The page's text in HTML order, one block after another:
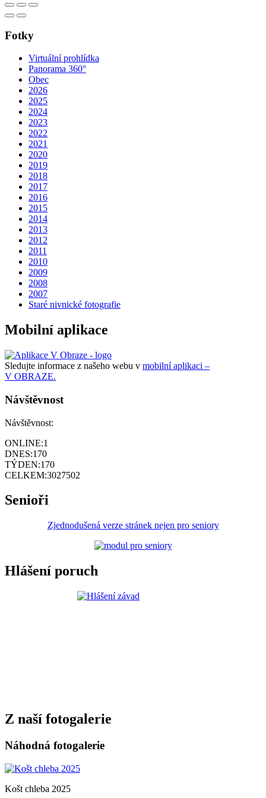
Fotky
Virtuální prohlídka
Panorama 360°
Obec
2026
2025
2024
2023
2022
2021
2020
2019
2018
2017
2016
2015
2014
2013
2012
2011
2010
2009
2008
2007
Staré nivnické fotografie
Mobilní aplikace
Sledujte informace z našeho webu v mobilní aplikaci –
V OBRAZE.
Návštěvnost
Návštěvnost:
ONLINE:1
DNES:170
TÝDEN:170
CELKEM:3027502
Senioři
Zjednodušená verze stránek nejen pro seniory
Hlášení poruch
Z naší fotogalerie
Náhodná fotogalerie
Košt chleba 2025